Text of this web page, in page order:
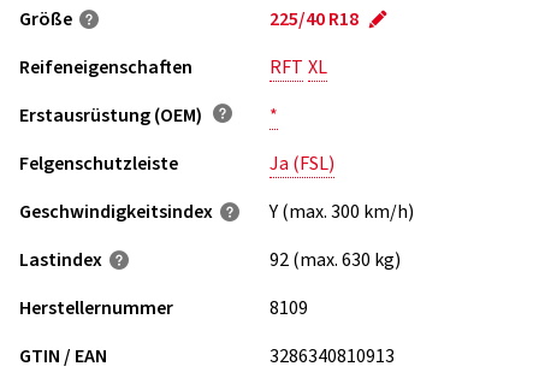
Größe
225/40 R18
Reifeneigenschaften
RFT XL
Erstausrüstung (OEM)
*
Felgenschutzleiste
Ja (FSL)
Geschwindigkeits­index
Y (max. 300 km/h)
Lastindex
92 (max. 630 kg)
Herstellernummer
8109
GTIN / EAN
3286340810913